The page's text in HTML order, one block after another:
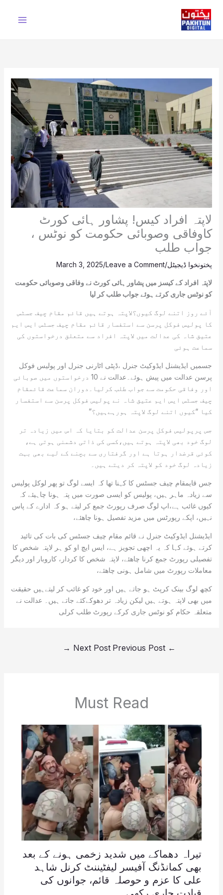
content
لاپتہ افراد کیس! پشاور ہائی کورٹ
کاوفاقی وصوبائی حکومت کو نوٹس ،
جواب طلب
پختونخوا ڈیجیٹل/
Leave a Comment
/
March 3, 2025
لاپتہ افراد کے کیسز میں پشاور ہائی کورٹ نے وفاقی وصوبائی حکومت
کو نوٹس جاری کرتے ہوئے جواب طلب کر لیا
آئے روز اتنے لوگ کیوں؟لاپتہ ہوتے ہیں قائم مقام چیف جسٹس
کا پولیس فوکل پرسن سے استفسار قائم مقام چیف جسٹس ایس ایم
عتیق شاہ کی عدالت میں لاپتہ افراد سے متعلق درخواستوں کی
سماعت ہوئی
جسمیں ایڈیشنل ایڈوکیٹ جنرل ،ڈپٹی اٹارنی جنرل اور پولیس فوکل
پرسن عدالت میں پیش ہوئے۔عدالت نے 10 درخواستوں میں صوبائی
اور وفاقی حکومت سے جواب طلب کرلیا۔دوران سماعت قائمقام
چیف جسٹس ایس ایم عتیق شاہ نے پولیس فوکل پرسن سے استفسار
کیا “کیوں اتنے لوگ لاپتہ ہورہےہیں؟”
جس پرپولیس فوکل پرسن عدالت کو بتایا کہ اس میں زیادہ تر
لوگ خود بھی لاپتہ ہوتے ہیں،کسی کی ذاتی دشمنی ہوتی ہے،
کوئی قرضدار ہوتا ہے اور گرفتاری سے بچنے کے لیے بھی بہت
زیادہ لوگ خود کو لاپتہ کر دیتے ہیں۔
جس قایمقام چیف جسٹس کا کہنا تھا کہ ایسے لوگ تو پھر لوکل پولیس
سے زیادہ ماہر ہیں، پولیس کو ایسی صورت میں پتہ ہونا چاہیئے کہ
کیوں غائب ہے،اپ لوگ صرف رپورٹ جمع کر لیتے ہو کہ ادارے کے پاس
نہیں، اپکے رپورٹس میں مزید تفصیل ہونا چاھئے،
ایڈیشنل ایڈوکیٹ جنرل نے قائم مقام چیف جسٹس کی بات کی تائید
کرتے ہوئے کہا کہ یہ اچھی تجویز ہے، ایس ایچ او کو ہر لاپتہ شخص کا
تفصیلی رپورٹ جمع کرنا چاھئے، لاپتہ شخص کا کردار، کاروبار اور دیگر
معاملات رپورٹ میں شامل ہونی چاھئے،
کچھ لوگ بینک کرپٹ ہو جاتے ہیں اور خود کو غائب کر لیتےہیں حقیقت
میں بھی لاپتہ ہوتے ہیں لیکن زیادہ تر دھوکےکئے جاتے ہیں۔ عدالت نے
متعلقہ حکام کو نوٹس جاری کرکے رپورٹ طلب کرلی
←
Next Post
→
Must Read
تیراہ دھماکے میں شدید زخمی ہونے کے بعد
بھی کمانڈنگ آفیسر لیفٹیننٹ کرنل شاہد
علی کا عزم و حوصلہ قائم، جوانوں کی